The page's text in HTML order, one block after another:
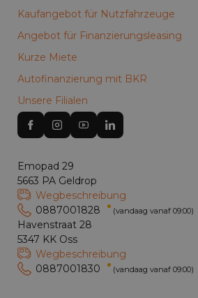
Kaufangebot für Nutzfahrzeuge
Angebot für Finanzierungsleasing
Kurze Miete
Autofinanzierung mit BKR
Unsere Filialen
Emopad 29
5663 PA Geldrop
Wegbeschreibung
0887001828
(vandaag vanaf 09:00)
Havenstraat 28
5347 KK Oss
Wegbeschreibung
0887001830
(vandaag vanaf 09:00)